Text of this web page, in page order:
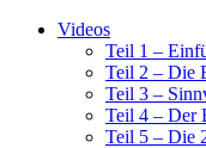
Videos
Teil 1 –
Teil 2 – Die
Teil 3 –
Teil 4 – Der
Teil 5 – Die